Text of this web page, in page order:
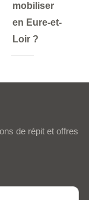
mobiliser
en Eure-et-
Loir ?
de répit et offres